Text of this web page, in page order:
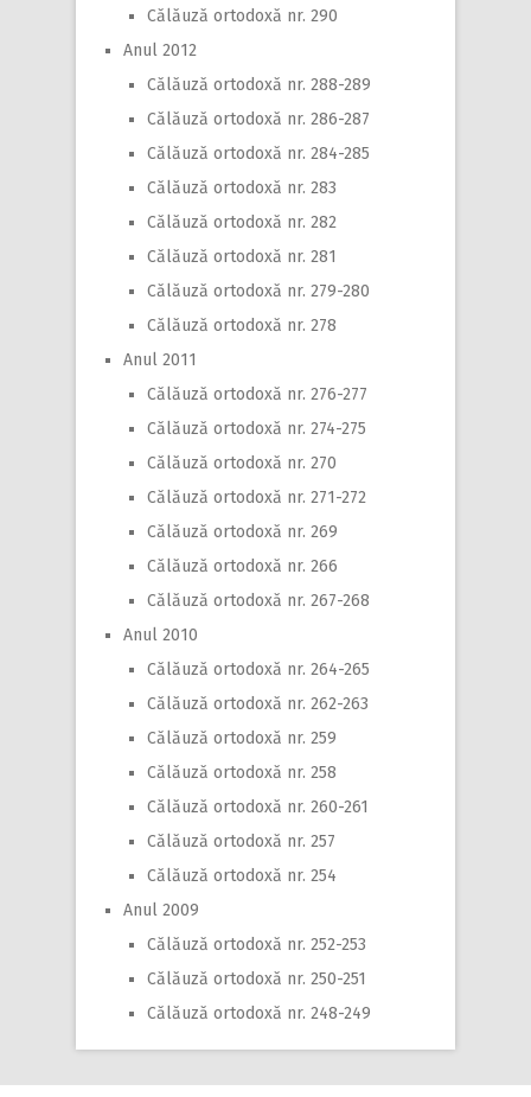
Călăuză ortodoxă nr. 290
Anul 2012
Călăuză ortodoxă nr. 288-289
Călăuză ortodoxă nr. 286-287
Călăuză ortodoxă nr. 284-285
Călăuză ortodoxă nr. 283
Călăuză ortodoxă nr. 282
Călăuză ortodoxă nr. 281
Călăuză ortodoxă nr. 279-280
Călăuză ortodoxă nr. 278
Anul 2011
Călăuză ortodoxă nr. 276-277
Călăuză ortodoxă nr. 274-275
Călăuză ortodoxă nr. 270
Călăuză ortodoxă nr. 271-272
Călăuză ortodoxă nr. 269
Călăuză ortodoxă nr. 266
Călăuză ortodoxă nr. 267-268
Anul 2010
Călăuză ortodoxă nr. 264-265
Călăuză ortodoxă nr. 262-263
Călăuză ortodoxă nr. 259
Călăuză ortodoxă nr. 258
Călăuză ortodoxă nr. 260-261
Călăuză ortodoxă nr. 257
Călăuză ortodoxă nr. 254
Anul 2009
Călăuză ortodoxă nr. 252-253
Călăuză ortodoxă nr. 250-251
Călăuză ortodoxă nr. 248-249